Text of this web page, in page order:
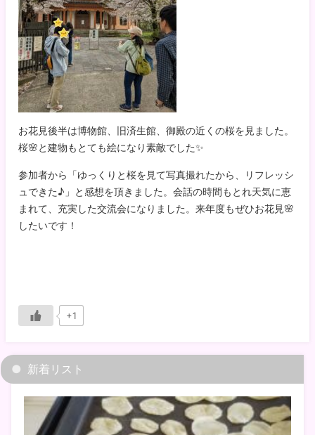
お花見後半は博物館、旧済生館、御殿の近くの桜を見ました。
桜🌸と建物もとても絵になり素敵でした✨
参加者から「ゆっくりと桜を見て写真撮れたから、リフレッシ
ュできた♪」と感想を頂きました。会話の時間もとれ天気に恵
まれて、充実した交流会になりました。来年度もぜひお花見🌸
したいです！
+1
新着リスト